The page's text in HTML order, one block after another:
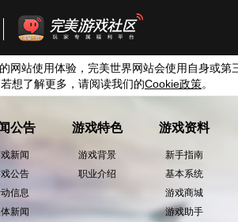
网站使用体验，完美世界网站会使用自身或第
若想了解更多，请阅读我们的Cookie政策。
公告
新闻
公告
信息
新闻
游戏特色
游戏背景
职业介绍
游戏资料
新手指南
基本系统
游戏商城
游戏助手